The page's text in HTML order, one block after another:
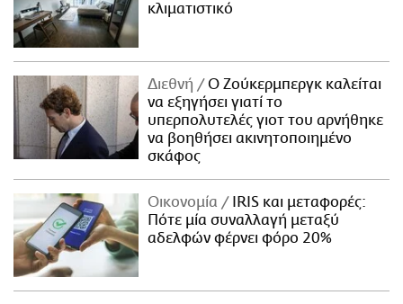
κλιματιστικό
Διεθνή
Ο Ζούκερμπεργκ καλείται
να εξηγήσει γιατί το
υπερπολυτελές γιοτ του αρνήθηκε
να βοηθήσει ακινητοποιημένο
σκάφος
Οικονομία
IRIS και μεταφορές:
Πότε μία συναλλαγή μεταξύ
αδελφών φέρνει φόρο 20%